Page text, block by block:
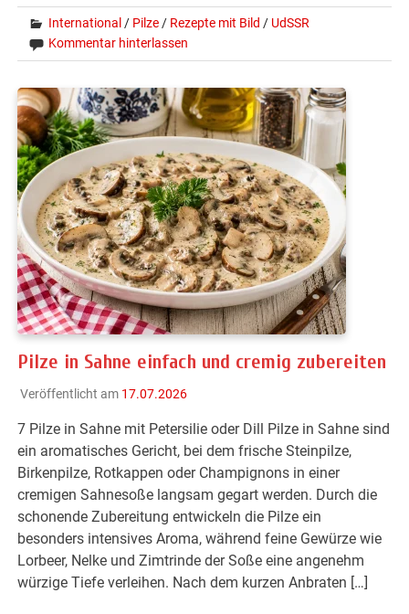
International / Pilze / Rezepte mit Bild / UdSSR
Kommentar hinterlassen
Pilze in Sahne einfach und cremig zubereiten
Veröffentlicht am 17.07.2026
7 Pilze in Sahne mit Petersilie oder Dill Pilze in Sahne sind
ein aromatisches Gericht, bei dem frische Steinpilze,
Birkenpilze, Rotkappen oder Champignons in einer
cremigen Sahnesoße langsam gegart werden. Durch die
schonende Zubereitung entwickeln die Pilze ein
besonders intensives Aroma, während feine Gewürze wie
Lorbeer, Nelke und Zimtrinde der Soße eine angenehm
würzige Tiefe verleihen. Nach dem kurzen Anbraten […]